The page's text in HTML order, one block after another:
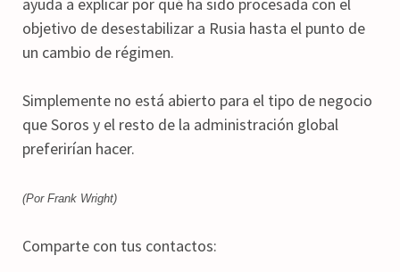
objetivo de desestabilizar a Rusia hasta el punto de
un cambio de régimen.
Simplemente no está abierto para el tipo de negocio
que Soros y el resto de la administración global
preferirían hacer.
(Por Frank Wright)
Comparte con tus contactos: